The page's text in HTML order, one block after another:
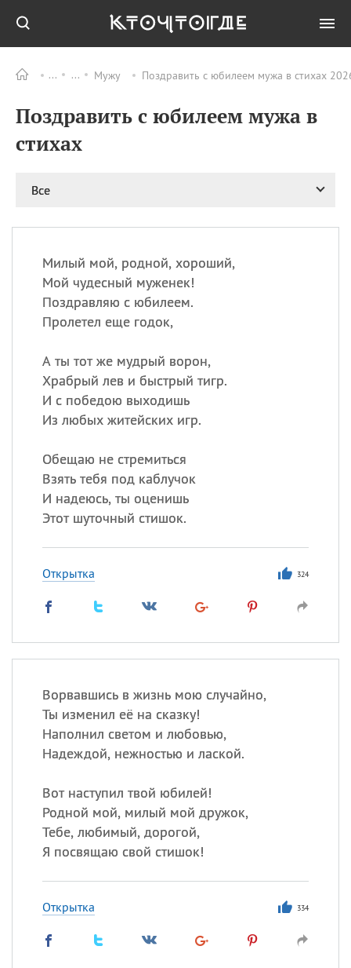
Мужу Поздравить с юбилеем мужа в стихах
Поздравить с юбилеем мужа в
стихах
Все
Милый мой, родной, хороший,
Мой чудесный муженек!
Поздравляю с юбилеем.
Пролетел еще годок,
А ты тот же мудрый ворон,
Храбрый лев и быстрый тигр.
И с победою выходишь
Из любых житейских игр.
Обещаю не стремиться
Взять тебя под каблучок
И надеюсь, ты оценишь
Этот шуточный стишок.
Открытка 324
Ворвавшись в жизнь мою случайно,
Ты изменил её на сказку!
Наполнил светом и любовью,
Надеждой, нежностью и лаской.
Вот наступил твой юбилей!
Родной мой, милый мой дружок,
Тебе, любимый, дорогой,
Я посвящаю свой стишок!
Открытка 334
ПРАЗДНИКИ Все
09.08 День памяти жертв
день
рисового пудинга
09.08
ИМЕНА
Сегодня празднуют именины
Сергей
Посмотреть значение
происхождение